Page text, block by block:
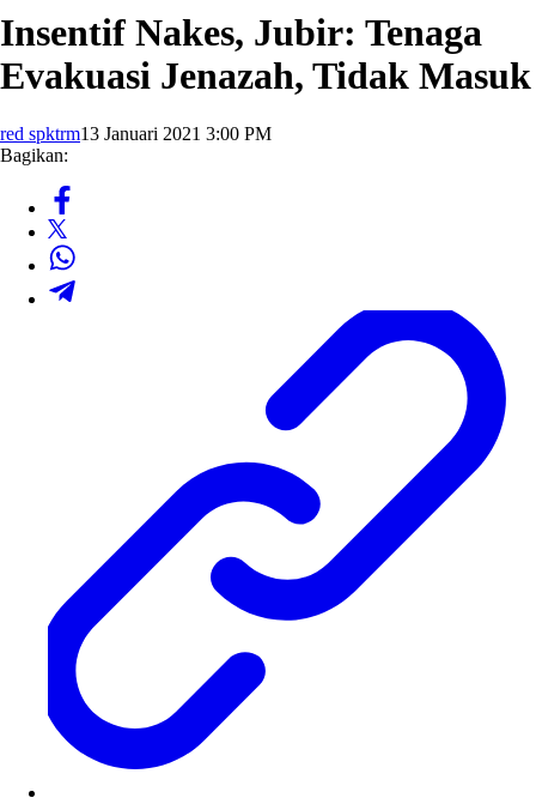
Insentif Nakes, Jubir: Tenaga
Evakuasi Jenazah, Tidak Masuk
red spktrm13 Januari 2021 3:00 PM
Bagikan: